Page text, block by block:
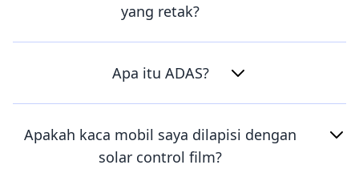
yang retak?
Apa itu ADAS?
Apakah kaca mobil saya dilapisi dengan
solar control film?